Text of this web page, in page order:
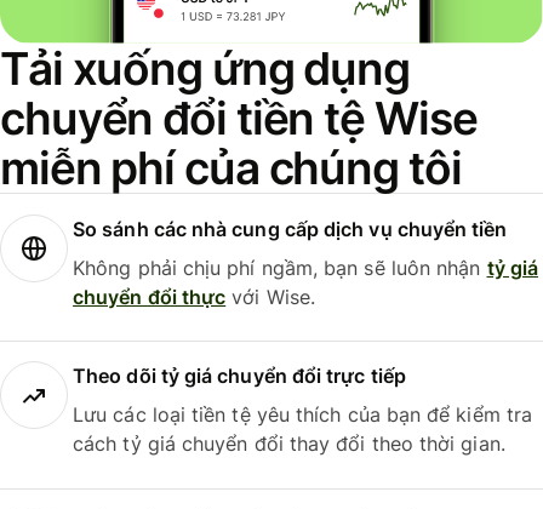
Tải xuống ứng dụng
chuyển đổi tiền tệ Wise
miễn phí của chúng tôi
So sánh các nhà cung cấp dịch vụ chuyển tiền
Không phải chịu phí ngầm, bạn sẽ luôn nhận tỷ giá
chuyển đổi thực với Wise.
Theo dõi tỷ giá chuyển đổi trực tiếp
Lưu các loại tiền tệ yêu thích của bạn để kiểm tra
cách tỷ giá chuyển đổi thay đổi theo thời gian.